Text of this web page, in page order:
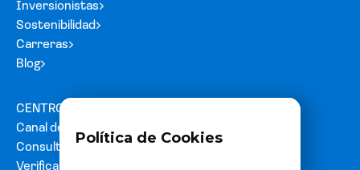
Inversionistas
Sostenibilidad
Carreras
Blog
CENTRO DE AYUDA
Canal de denuncias
Consultas y reclamos
Verifica tu carta fianza
Política de Cookies